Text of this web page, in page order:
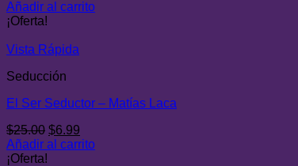
precio
$29.00.
precio
Añadir al carrito
¡Oferta!
Vista Rápida
Seducción
El Ser Seductor – Matías Laca
$25.00 El
precio
$6.99
precio
Añadir al carrito
¡Oferta!